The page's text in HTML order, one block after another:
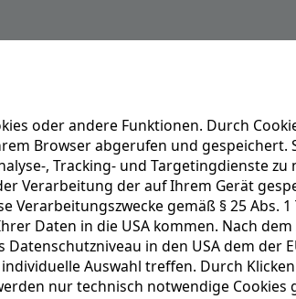
oder andere Funktionen. Durch
Browser abgerufen und gespeichert.
, Tracking- und Targetingdienste
Verarbeitung der auf Ihrem Gerät
gemäß § 25 Abs. 1
Daten in die USA kommen. Nach
in den USA dem der
Auswahl treffen. Durch
nur technisch notwendige Cookies
Heute
Wie wir die
dualen
meisterst du
Hochschule